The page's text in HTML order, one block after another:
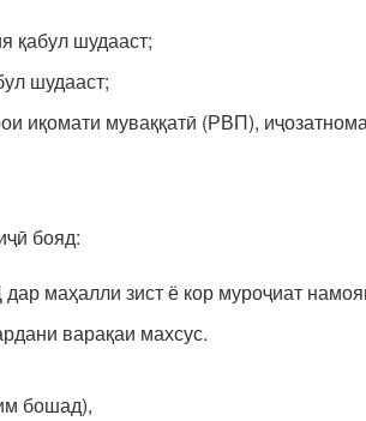
қабул шудааст;
шудааст;
иқомати муваққатӣ (РВП),
бояд:
маҳалли зист ё кор муроҷиат
варақаи махсус.
бошад),